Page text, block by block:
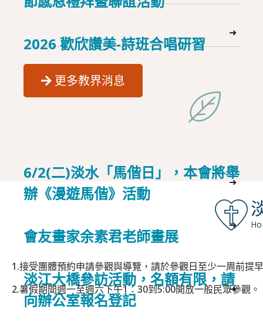
2026 歡欣讚美-詩班合唱研習
➜
更多教界消息
6/2(二)淡水「馬偕日」，本會將舉
辦《漫遊馬偕》活動
➜
會友畫家余素君老師畫展
➜
淡江大橋參訪活動，名額有限，請
向辦公室報名登記
➜
1.接受團體預約申請參觀與導覽，請於參觀日至少一周前提
2.暑假期間週一至週六下午1：30到5:00開放一般民眾參觀。